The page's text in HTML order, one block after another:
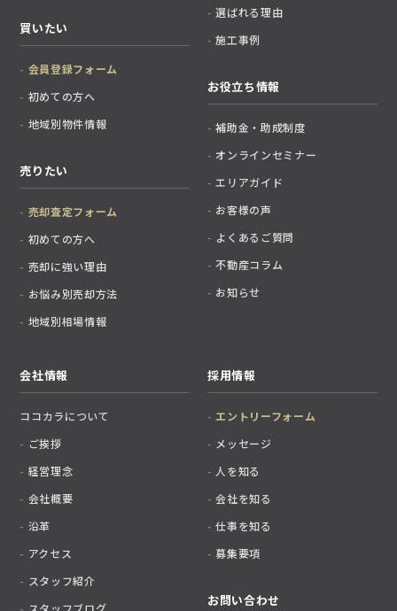
買いたい
会員登録フォーム
初めての方へ
地域別物件情報
売りたい
売却査定フォーム
初めての方へ
売却に強い理由
お悩み別売却方法
地域別相場情報
選ばれる理由
施工事例
お役立ち情報
補助金・助成制度
オンラインセミナー
エリアガイド
お客様の声
よくあるご質問
不動産コラム
お知らせ
会社情報
ココカラについて
ご挨拶
経営理念
会社概要
沿革
アクセス
スタッフ紹介
スタッフブログ
採用情報
エントリーフォーム
メッセージ
人を知る
会社を知る
仕事を知る
募集要項
お問い合わせ